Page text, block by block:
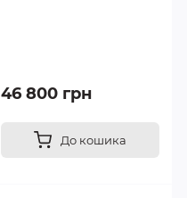
46 800 грн
До кошика